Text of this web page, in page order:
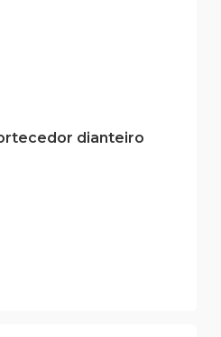
dianteiro